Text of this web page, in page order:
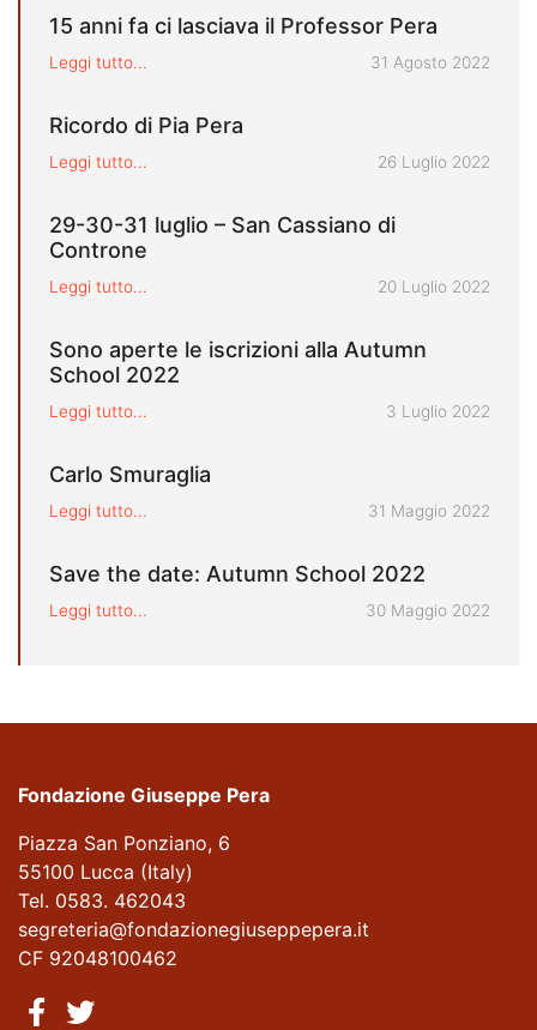
15 anni fa ci lasciava il Professor Pera
Leggi tutto... Pubblicato il
31 Agosto 2022
Ricordo di Pia Pera
Leggi tutto... Pubblicato il
26 Luglio 2022
29-30-31 luglio – San Cassiano di
Controne
Leggi tutto... Pubblicato il
20 Luglio 2022
Sono aperte le iscrizioni alla Autumn
School 2022
Leggi tutto... Pubblicato il
3 Luglio 2022
Carlo Smuraglia
Leggi tutto... Pubblicato il
31 Maggio 2022
Save the date: Autumn School 2022
Leggi tutto... Pubblicato il
30 Maggio 2022
Fondazione Giuseppe Pera
Piazza San Ponziano, 6
55100 Lucca (Italy)
Tel. 0583. 462043
segreteria@fondazionegiuseppepera.it
CF 92048100462